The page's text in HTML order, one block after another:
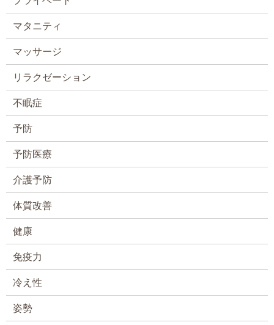
マタニティ
マッサージ
リラクゼーション
不眠症
予防
予防医療
介護予防
体質改善
健康
免疫力
冷え性
姿勢